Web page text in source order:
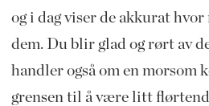
og i dag viser de akkurat
dem. Du blir glad og rørt av
handler også om en morsom
grensen til å være litt